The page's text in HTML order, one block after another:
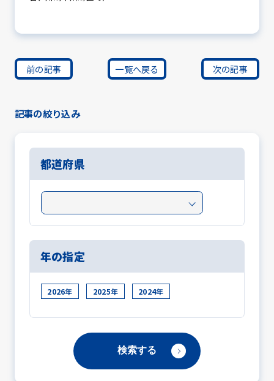
前の記事 一覧へ戻る 次の記事
記事の絞り込み
都道府県
年の指定
2026年 2025年 2024年